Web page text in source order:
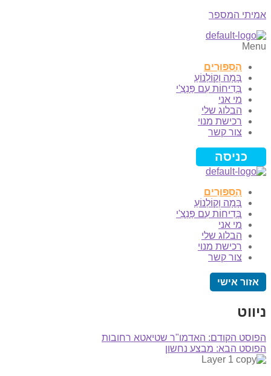
אמיתי המספר
Menu
הַסִּפּוּרִים
בָּמָה וְקוֹלְנוֹעַ
בְּדִיחוֹת עִם פַּנְצִ'י
מי אני
הבלוג שלי
רכישת מנוי
צור קשר
כניסה
הַסִּפּוּרִים
בָּמָה וְקוֹלְנוֹעַ
בְּדִיחוֹת עִם פַּנְצִ'י
מי אני
הבלוג שלי
רכישת מנוי
צור קשר
אזור אישי
ניווט
הפוסט הקודם: האדמו"ר שטיאטא רחובות
הפוסט הבא: מבצע נחשון